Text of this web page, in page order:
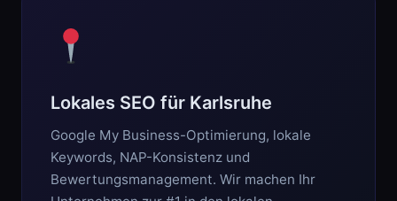
Lokales SEO für Karlsruhe
Google My Business-Optimierung, lokale
Keywords, NAP-Konsistenz und
Bewertungsmanagement. Wir machen Ihr